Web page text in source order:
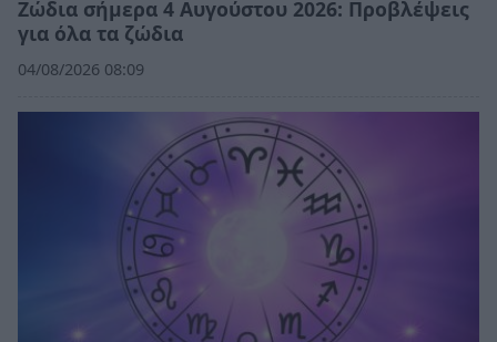
Ζώδια σήμερα 4 Αυγούστου 2026: Προβλέψεις
για όλα τα ζώδια
04/08/2026 08:09